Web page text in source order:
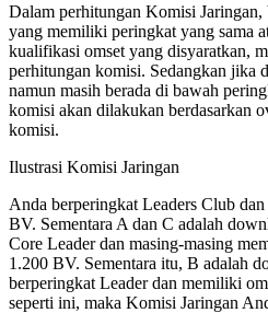
Dalam perhitungan Komisi
yang memiliki peringkat yang sama
kualifikasi omset yang disyaratkan,
perhitungan komisi. Sedangkan jika
namun masih berada di bawah
komisi akan dilakukan berdasarkan
komisi.
Ilustrasi Komisi Jaringan
Anda berperingkat Leaders Club
BV. Sementara A dan C adalah
Core Leader dan masing-masing
1.200 BV. Sementara itu, B adalah
berperingkat Leader dan memiliki
seperti ini, maka Komisi Jaringan